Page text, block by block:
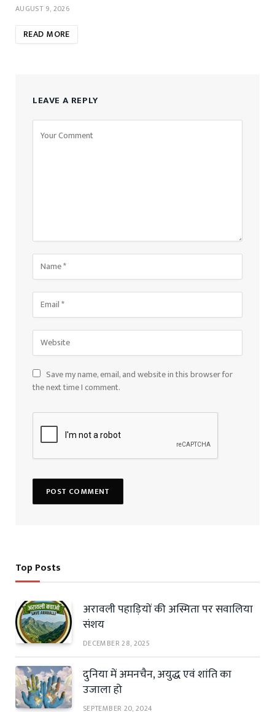
AUGUST 9, 2026
READ MORE
LEAVE A REPLY
Save my name, email, and website in this browser for
the next time I comment.
Top Posts
अरावली पहाड़ियों की अस्मिता पर सवालिया
संशय
DECEMBER 28, 2025
दुनिया में अमनचैन, अयुद्ध एवं शांति का
उजाला हो
SEPTEMBER 20, 2024